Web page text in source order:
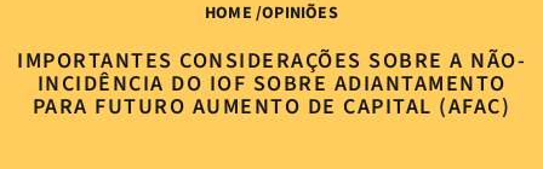
HOME /OPINIÕES
IMPORTANTES CONSIDERAÇÕES SOBRE A NÃO-
INCIDÊNCIA DO IOF SOBRE ADIANTAMENTO
PARA FUTURO AUMENTO DE CAPITAL (AFAC)